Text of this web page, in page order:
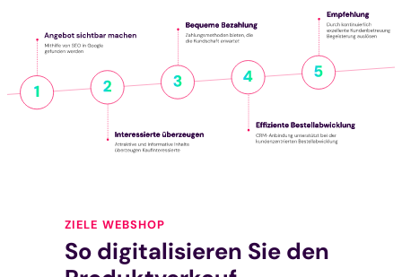
ZIELE WEBSHOP
So digitalisieren Sie den